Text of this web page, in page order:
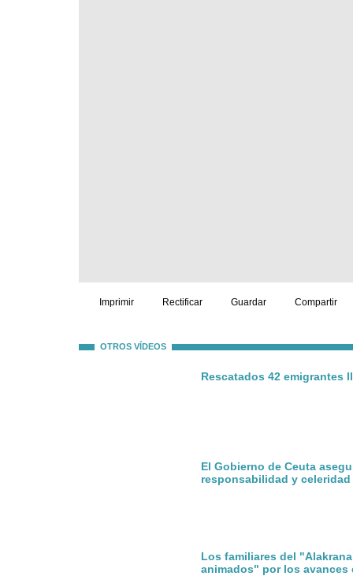
Imprimir Rectificar Guardar Compartir
OTROS VÍDEOS
Rescatados 42 emigrantes
El Gobierno de Ceuta
responsabilidad y celeridad
Los familiares del
animados" por los avances